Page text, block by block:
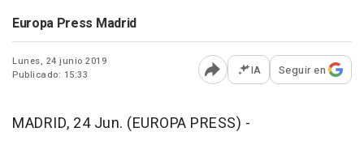
Europa Press Madrid
Lunes, 24 junio 2019
Publicado: 15:33
Abrir opciones para
IA Seguir en
MADRID, 24 Jun. (EUROPA PRESS) -